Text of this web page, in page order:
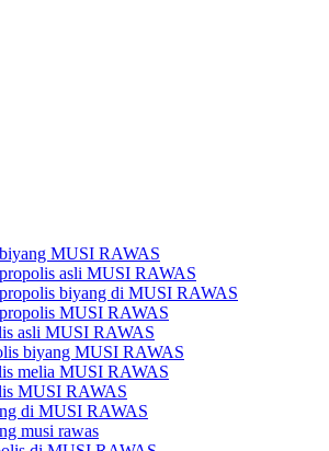
MUSI RAWAS
asli MUSI RAWAS
biyang di MUSI RAWAS
MUSI RAWAS
asli MUSI RAWAS
biyang MUSI RAWAS
melia MUSI RAWAS
MUSI RAWAS
di MUSI RAWAS
musi rawas